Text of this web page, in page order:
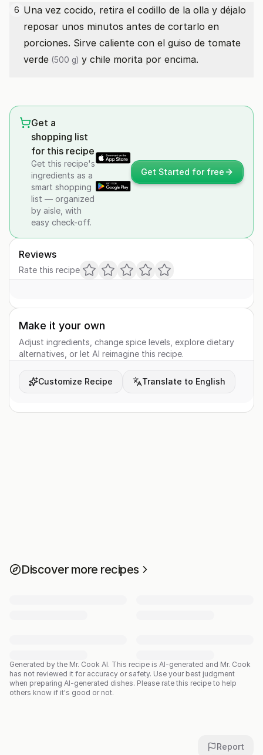
6 Una vez cocido, retira el codillo de la olla y déjalo
reposar unos minutos antes de cortarlo en
porciones. Sirve caliente con el guiso de tomate
verde (500 g) y chile morita por encima.
Get a
shopping list
for this recipe
Get this recipe's
ingredients as a
smart shopping
list — organized
by aisle, with
easy check-off.
Get Started for free
Reviews
Rate this recipe
Make it your own
Adjust ingredients, change spice levels, explore dietary
alternatives, or let AI reimagine this recipe.
Customize Recipe Translate to English
Discover more recipes
Generated by the Mr. Cook AI. This recipe is AI-generated and Mr. Cook
has not reviewed it for accuracy or safety. Use your best judgment
when preparing AI-generated dishes. Please rate this recipe to help
others know if it's good or not.
Report